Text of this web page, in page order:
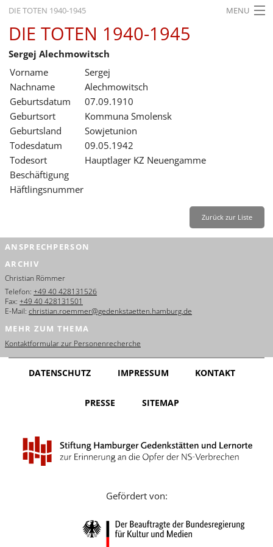
DIE TOTEN 1940-1945 MENU
STARTSEITE
AKTUELLES
AUSSTELLUNGEN
GESCHICHTE
BILDUNG
FORSCHUNG
SERVICE
Français
Dansk
Español
Nederlands
Português
Русский
Leichte Sprache
DIE TOTEN 1940-1945
Sergej Alechmowitsch
Vorname
Sergej
Nachname
Alechmowitsch
Geburtsdatum
07.09.1910
Geburtsort
Kommuna Smolensk
Geburtsland
Sowjetunion
Todesdatum
09.05.1942
Todesort
Hauptlager KZ Neuengamme
Beschäftigung
Häftlingsnummer
Zurück zur Liste
ANSPRECHPERSON
ARCHIV
Christian Römmer
Telefon: +49 40 428131526
Fax: +49 40 428131501
E-Mail: christian.roemmer@gedenkstaetten.hamburg.de
MEHR ZUM THEMA
Kontaktformular zur Personenrecherche
DATENSCHUTZ IMPRESSUM KONTAKT
PRESSE SITEMAP
Gefördert von: